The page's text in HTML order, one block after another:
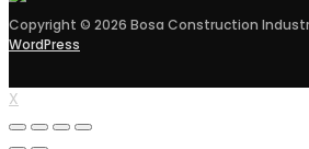
Copyright © 2026 Bosa Construction
WordPress
X